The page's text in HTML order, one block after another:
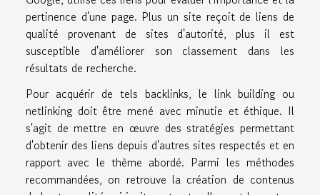
pertinence d'une page. Plus un site reçoit de liens de
qualité provenant de sites d'autorité, plus il est
susceptible d'améliorer son classement dans les
résultats de recherche.
Pour acquérir de tels backlinks, le link building ou
netlinking doit être mené avec minutie et éthique. Il
s'agit de mettre en œuvre des stratégies permettant
d'obtenir des liens depuis d'autres sites respectés et en
rapport avec le thème abordé. Parmi les méthodes
recommandées, on retrouve la création de contenus